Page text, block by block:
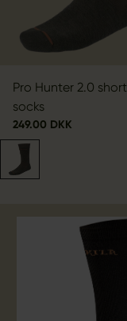
Pro Hunter 2.0 short
socks
249.00 DKK